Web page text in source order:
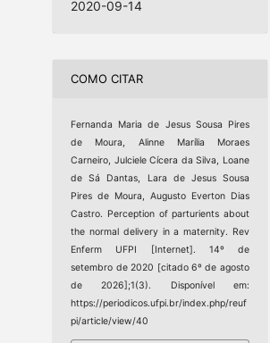
2020-09-14
COMO CITAR
Fernanda Maria de Jesus Sousa Pires
de Moura, Alinne Marília Moraes
Carneiro, Julciele Cícera da Silva, Loane
de Sá Dantas, Lara de Jesus Sousa
Pires de Moura, Augusto Everton Dias
Castro. Perception of parturients about
the normal delivery in a maternity. Rev
Enferm UFPI [Internet]. 14º de
setembro de 2020 [citado 6º de agosto
de 2026];1(3). Disponível em:
https://periodicos.ufpi.br/index.php/reuf
pi/article/view/40